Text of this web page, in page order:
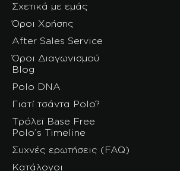
Σχετικά με εμάς
Όροι Χρήσης
After Sales Service
Όροι Διαγωνισμού
Blog
Polo DNA
Γιατί τσάντα Polo?
Τρόλεϊ Base Free
Polo’s Timeline
Συχνές ερωτήσεις (FAQ)
Κατάλογοι